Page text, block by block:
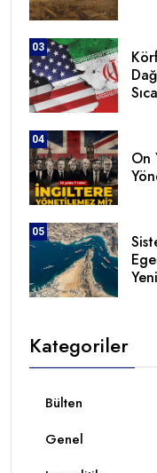
03
04
On
05
Kategoriler
Bülten
Genel